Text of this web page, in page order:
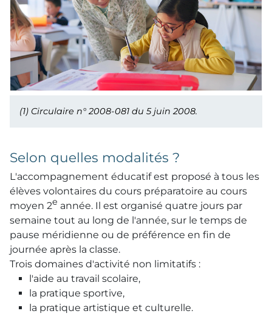
(1) Circulaire n° 2008-081 du 5 juin 2008.
Selon quelles modalités ?
L'accompagnement éducatif est proposé à tous les
élèves volontaires du cours préparatoire au cours
moyen 2e année. Il est organisé quatre jours par
semaine tout au long de l'année, sur le temps de
pause méridienne ou de préférence en fin de
journée après la classe.
Trois domaines d'activité non limitatifs :
l'aide au travail scolaire,
la pratique sportive,
la pratique artistique et culturelle.